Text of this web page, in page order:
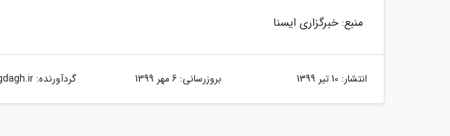
منبع: خبرگزاری ایسنا
انتشار: 10 تیر 1399 بروزرسانی: 6 مهر 1399 گردآورنده: